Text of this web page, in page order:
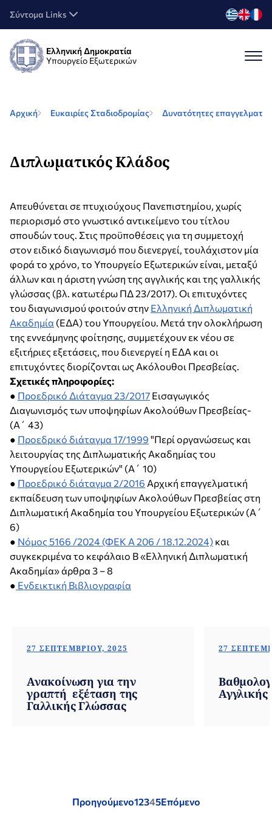
Σύντομα Links
Ελληνική Δημοκρατία
Υπουργείο Εξωτερικών
Αρχική Ευκαιρίες Σταδιοδρομίας Δυνατότητες
Διπλωματικός Κλάδος
Απευθύνεται σε πτυχιούχους Πανεπιστημίου, χωρίς
περιορισμό στο γνωστικό αντικείμενο του τίτλου
σπουδών τους. Στις προϋποθέσεις για τη συμμετοχή
στον ειδικό διαγωνισμό που διενεργεί, τουλάχιστον μία
φορά το χρόνο, το Υπουργείο Εξωτερικών είναι, μεταξύ
άλλων και η άριστη γνώση της αγγλικής και της γαλλικής
γλώσσας (βλ. κατωτέρω ΠΔ 23/2017). Οι επιτυχόντες
του διαγωνισμού φοιτούν στην Ελληνική Διπλωματική
Ακαδημία (ΕΔΑ)του Υπουργείου. Μετά την ολοκλήρωση
της εννεάμηνης φοίτησης, συμμετέχουν εκ νέου σε
εξιτήριες εξετάσεις, που διενεργεί η ΕΔΑ και οι
επιτυχόντες διορίζονται ως Ακόλουθοι Πρεσβείας.
Σχετικές πληροφορίες:
● Προεδρικό Διάταγμα 23/2017 Εισαγωγικός
Διαγωνισμός των υποψηφίων Ακολούθων Πρεσβείας-
(Α΄ 43)
● Προεδρικό διάταγμα 17/1999 "Περί οργανώσεως και
λειτουργίας της Διπλωματικής Ακαδημίας του
Υπουργείου Εξωτερικών" (Α΄ 10)
● Προεδρικό διάταγμα 2/2016 Αρχική επαγγελματική
εκπαίδευση των υποψηφίων Ακολούθων Πρεσβείας στη
Διπλωματική Ακαδημία του Υπουργείου Εξωτερικών (Α΄
6)
● Νόμος 5166 /2024 (ΦΕΚ Α 206 / 18.12.2024) και
συγκεκριμένα το κεφάλαιο Β «Ελληνική Διπλωματική
Ακαδημία» άρθρα 3 – 8
● Ενδεικτική Βιβλιογραφία
27 ΣΕΠΤΕΜΒΡΊΟΥ, 2025
Ανακοίνωση για την
γραπτή εξέταση της
Γαλλικής Γλώσσας
27
Posts
Προηγούμενο12345Επόμενο